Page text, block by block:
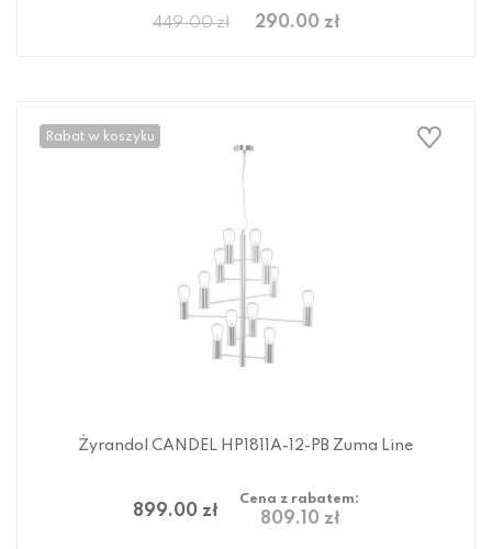
449.00 zł 290.00 zł
Rabat w koszyku
Żyrandol CANDEL HP1811A-12-PB Zuma Line
899.00 zł
Cena z rabatem:
809.10 zł